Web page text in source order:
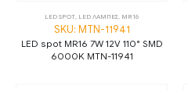
LED SPOT, LED ΛΑΜΠΕΣ, MR16
SKU: MTN-11941
LED spot MR16 7W 12V 110° SMD
6000K MTN-11941